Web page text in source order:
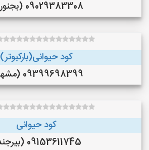
09029383308 (بجنورد )
کود حیوانی(بارکبوتر)
09399698399 (مشهد )
کود حیوانی
09153611745 (بیرجند )